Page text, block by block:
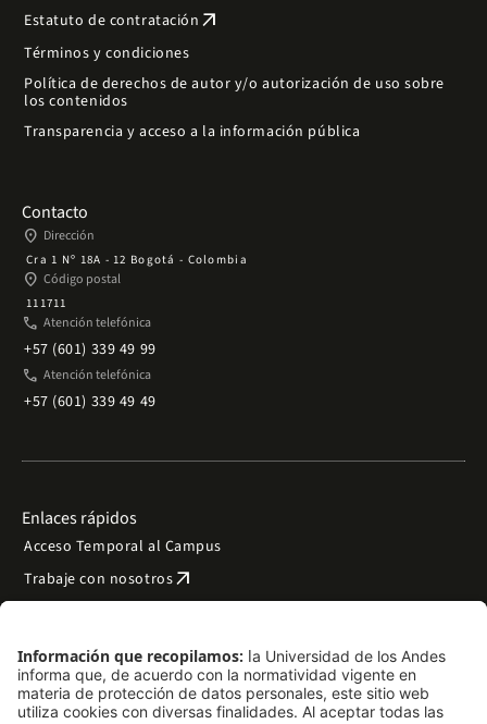
Estatuto de contratación arrow_outward
Términos y condiciones
Política de derechos de autor y/o autorización de uso sobre
los contenidos
Transparencia y acceso a la información pública
Contacto
place Dirección
Cra 1 Nº 18A - 12 Bogotá - Colombia
place Código postal
111711
phone Atención telefónica
+57 (601) 339 49 99
phone Atención telefónica
+57 (601) 339 49 49
Enlaces rápidos
Acceso Temporal al Campus
Trabaje con nosotrosarrow_outward
Preguntas frecuentes
Filantropía y donacionesarrow_outward
Mapa del sitio arrow_outward